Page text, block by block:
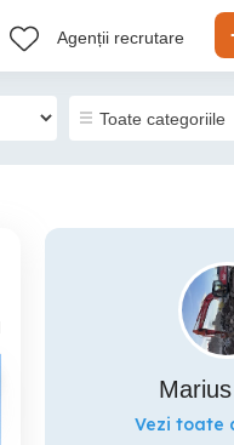
Agenții recrutare
Vezi toate